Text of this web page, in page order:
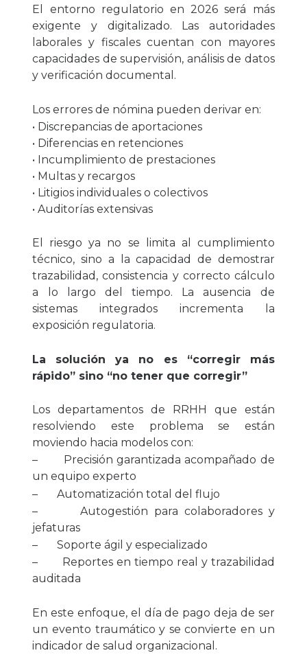
El entorno regulatorio en 2026 será más
exigente y digitalizado. Las autoridades
laborales y fiscales cuentan con mayores
capacidades de supervisión, análisis de datos
y verificación documental.
Los errores de nómina pueden derivar en:
• Discrepancias de aportaciones
• Diferencias en retenciones
• Incumplimiento de prestaciones
• Multas y recargos
• Litigios individuales o colectivos
• Auditorías extensivas
El riesgo ya no se limita al cumplimiento
técnico, sino a la capacidad de demostrar
trazabilidad, consistencia y correcto cálculo
a lo largo del tiempo. La ausencia de
sistemas integrados incrementa la
exposición regulatoria.
La solución ya no es “corregir más
rápido” sino “no tener que corregir”
Los departamentos de RRHH que están
resolviendo este problema se están
moviendo hacia modelos con:
– Precisión garantizada acompañado de
un equipo experto
– Automatización total del flujo
– Autogestión para colaboradores y
jefaturas
– Soporte ágil y especializado
– Reportes en tiempo real y trazabilidad
auditada
En este enfoque, el día de pago deja de ser
un evento traumático y se convierte en un
indicador de salud organizacional.